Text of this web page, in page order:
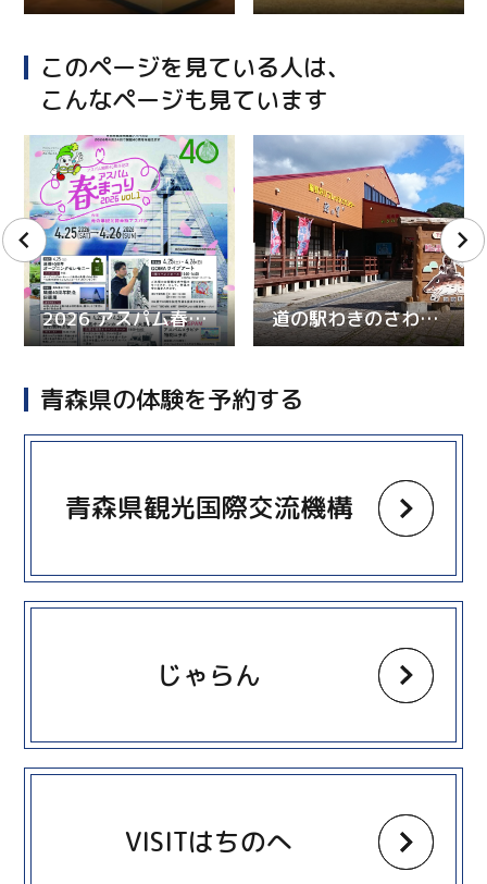
このページを見ている人は、
こんなページも見ています
2026 アスパム春まつり 道の駅わきのさわ「リフレッシュセンター鱈の里」
青森県の体験を予約する
青森県観光国際交流機構
more
じゃらん
more
VISITはちのへ
more